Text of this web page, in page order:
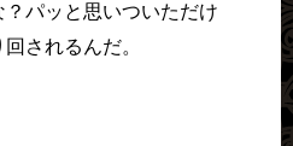
パッと思いついただけ
されるんだ。